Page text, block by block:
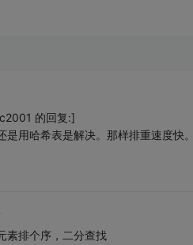
的回复:]
用哈希表是解决。那样排重速度快。
素排个序，二分查找